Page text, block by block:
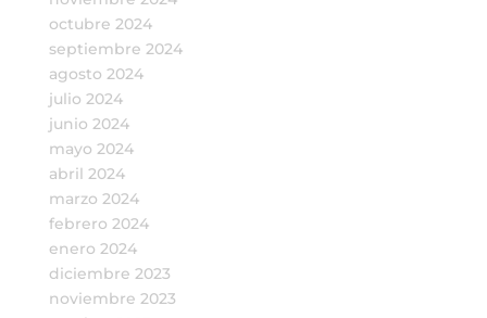
octubre 2024
septiembre 2024
agosto 2024
julio 2024
junio 2024
mayo 2024
abril 2024
marzo 2024
febrero 2024
enero 2024
diciembre 2023
noviembre 2023